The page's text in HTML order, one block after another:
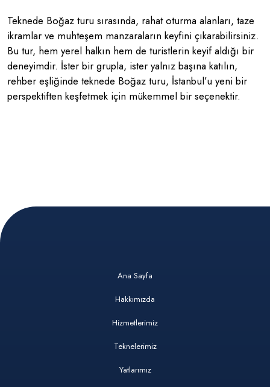
Teknede Boğaz turu sırasında, rahat oturma alanları, taze
ikramlar ve muhteşem manzaraların keyfini çıkarabilirsiniz.
Bu tur, hem yerel halkın hem de turistlerin keyif aldığı bir
deneyimdir. İster bir grupla, ister yalnız başına katılın,
rehber eşliğinde teknede Boğaz turu, İstanbul’u yeni bir
perspektiften keşfetmek için mükemmel bir seçenektir.
Ana Sayfa
Hakkımızda
Hizmetlerimiz
Teknelerimiz
Yatlarımız